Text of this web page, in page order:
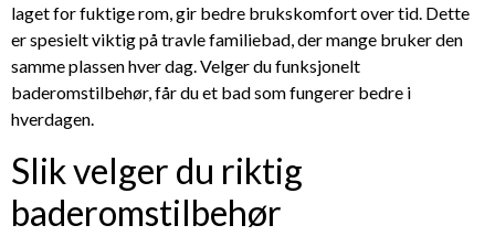
laget for fuktige rom, gir bedre brukskomfort over tid. Dette
er spesielt viktig på travle familiebad, der mange bruker den
samme plassen hver dag. Velger du funksjonelt
baderomstilbehør, får du et bad som fungerer bedre i
hverdagen.
Slik velger du riktig
baderomstilbehør